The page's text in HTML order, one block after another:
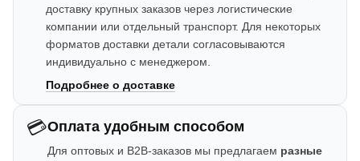
доставку крупных заказов через логистические
компании или отдельный транспорт. Для некоторых
форматов доставки детали согласовываются
индивидуально с менеджером.
Подробнее о доставке
💳Оплата удобным способом
Для оптовых и B2B-заказов мы предлагаем разные